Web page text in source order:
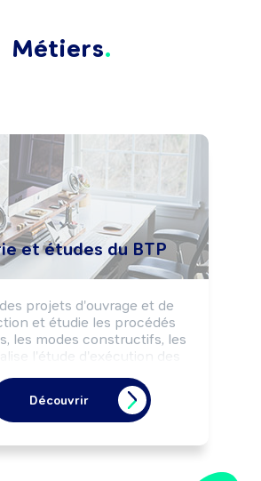
Métiers
et études du BTP
projets d'ouvrage et de
et étudie les procédés
les modes constructifs, les
l'étude d'exécution des
du chantier. Peut
une équipe, un projet.
Découvrir